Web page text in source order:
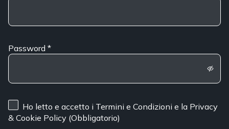
Password*
Ho letto e accetto i Termini e Condizioni e la Privacy
& Cookie Policy (Obbligatorio)